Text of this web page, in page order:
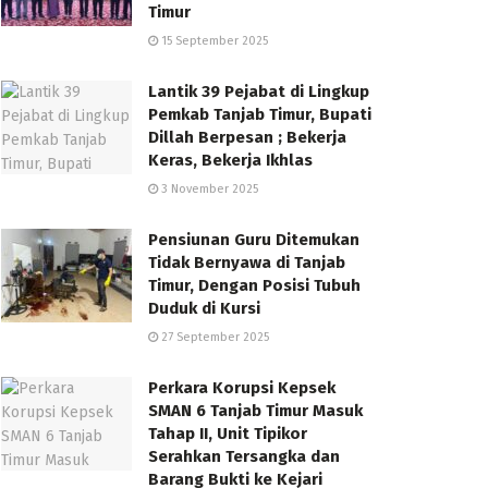
Timur
15 September 2025
Lantik 39 Pejabat di Lingkup
Pemkab Tanjab Timur, Bupati
Dillah Berpesan ; Bekerja
Keras, Bekerja Ikhlas
3 November 2025
Pensiunan Guru Ditemukan
Tidak Bernyawa di Tanjab
Timur, Dengan Posisi Tubuh
Duduk di Kursi
27 September 2025
Perkara Korupsi Kepsek
SMAN 6 Tanjab Timur Masuk
Tahap II, Unit Tipikor
Serahkan Tersangka dan
Barang Bukti ke Kejari